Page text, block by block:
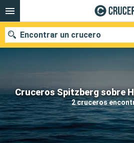
Cruceros Spitzberg sobre
2 cruceros
Encontrar un crucero
Fecha de salida